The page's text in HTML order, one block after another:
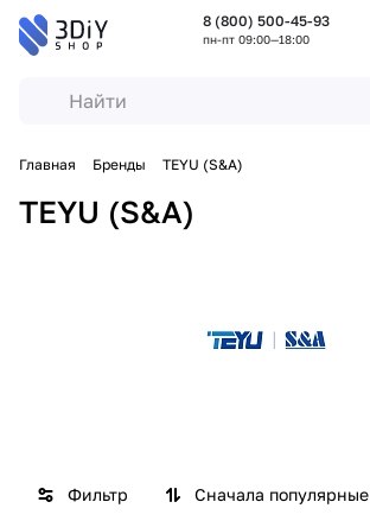
8 (800) 500-45-93
пн-пт 09:00—18:00
Главная Бренды TEYU (S&A)
TEYU (S&A)
Фильтр Сначала популярные